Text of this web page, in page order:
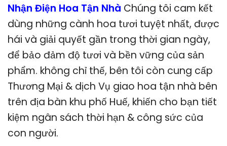
Nhận Điện Hoa Tận Nhà Chúng tôi cam kết
dùng những cành hoa tươi tuyệt nhất, được
hái và giải quyết gần trong thời gian ngày,
để bảo đảm độ tươi và bền vững của sản
phẩm. không chỉ thế, bên tôi còn cung cấp
Thương Mại & dịch Vụ giao hoa tận nhà bên
trên địa bàn khu phố Huế, khiến cho bạn tiết
kiệm ngân sách thời hạn & công sức của
con người.